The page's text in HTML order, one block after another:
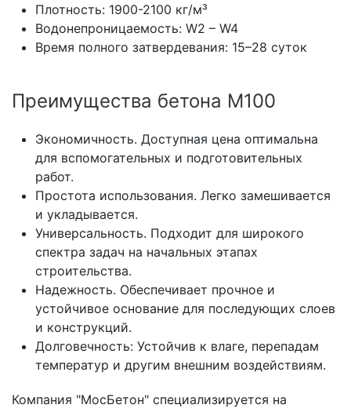
Плотность: 1900-2100 кг/м³
Водонепроницаемость: W2 – W4
Время полного затвердевания: 15–28 суток
Преимущества бетона М100
Экономичность. Доступная цена оптимальна
для вспомогательных и подготовительных
работ.
Простота использования. Легко замешивается
и укладывается.
Универсальность. Подходит для широкого
спектра задач на начальных этапах
строительства.
Надежность. Обеспечивает прочное и
устойчивое основание для последующих слоев
и конструкций.
Долговечность: Устойчив к влаге, перепадам
температур и другим внешним воздействиям.
Компания "МосБетон" специализируется на